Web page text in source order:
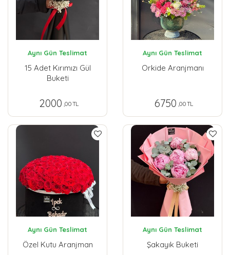
Aynı Gün Teslimat
15 Adet Kırımızı Gül
Buketi
2000 ,00 TL
Aynı Gün Teslimat
Orkide Aranjmanı
6750 ,00 TL
Aynı Gün Teslimat
Özel Kutu Aranjman
Aynı Gün Teslimat
Şakayık Buketi